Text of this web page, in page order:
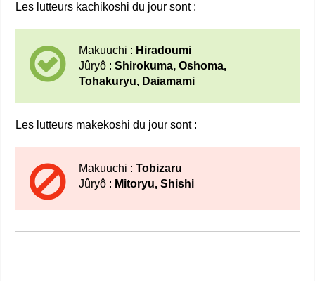
Les lutteurs kachikoshi du jour sont :
Makuuchi : Hiradoumi
Jûryô :Shirokuma, Oshoma,
Tohakuryu, Daiamami
Les lutteurs makekoshi du jour sont :
Makuuchi :Tobizaru
Jûryô : Mitoryu, Shishi